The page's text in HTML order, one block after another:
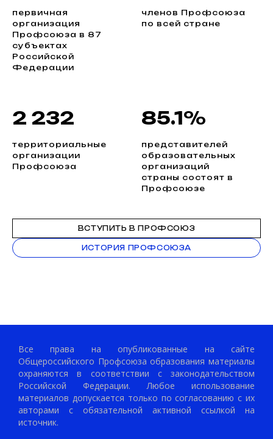
первичная
организация
Профсоюза в 87
субъектах
Российской
Федерации
членов Профсоюза
по всей стране
2 232
территориальные
организации
Профсоюза
85.1%
представителей
образовательных
организаций
страны состоят в
Профсоюзе
ВСТУПИТЬ В ПРОФСОЮЗ
ИСТОРИЯ ПРОФСОЮЗА
Все права на опубликованные на сайте
Общероссийского Профсоюза образования материалы
охраняются в соответствии с законодательством
Российской Федерации. Любое использование
материалов допускается только по согласованию с их
авторами с обязательной активной ссылкой на
источник.